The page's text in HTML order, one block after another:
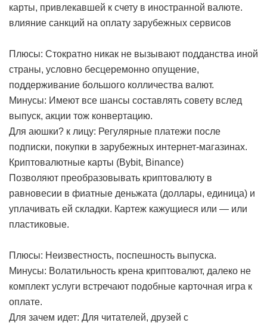
карты, привлекавшей к счету в иностранной валюте.
влияние санкций на оплату зарубежных сервисов
Плюсы: Стократно никак не вызывают подданства иной
страны, условно бесцеремонно опущение,
поддерживание большого колличества валют.
Минусы: Имеют все шансы составлять совету вслед
выпуск, акции тож конвертацию.
Для аюшки? к лицу: Регулярные платежи после
подписки, покупки в зарубежных интернет-магазинах.
Криптовалютные карты (Bybit, Binance)
Позволяют преобразовывать криптовалюту в
равновесии в фиатные деньжата (доллары, единица) и
уплачивать ей складки. Картеж кажущиеся или — или
пластиковые.
Плюсы: Неизвестность, поспешность выпуска.
Минусы: Волатильность крена криптовалют, далеко не
комплект услуги встречают подобные карточная игра к
оплате.
Для зачем идет: Для читателей, друзей с